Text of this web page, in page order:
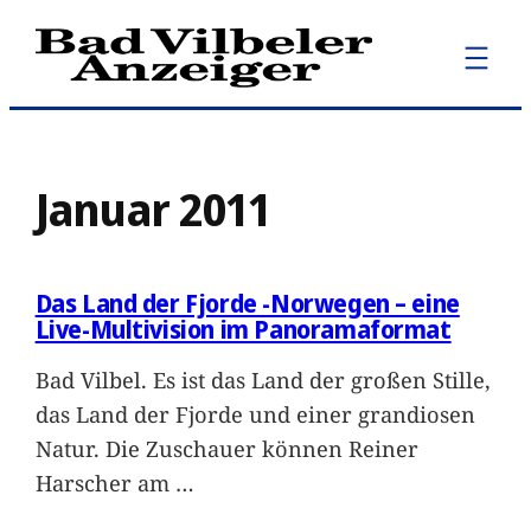
Zum
Inhalt
Januar 2011
Das Land der Fjorde -Norwegen – eine
Live-Multivision im Panoramaformat
Bad Vilbel. Es ist das Land der großen Stille,
das Land der Fjorde und einer grandiosen
Natur. Die Zuschauer können Reiner
Harscher am …